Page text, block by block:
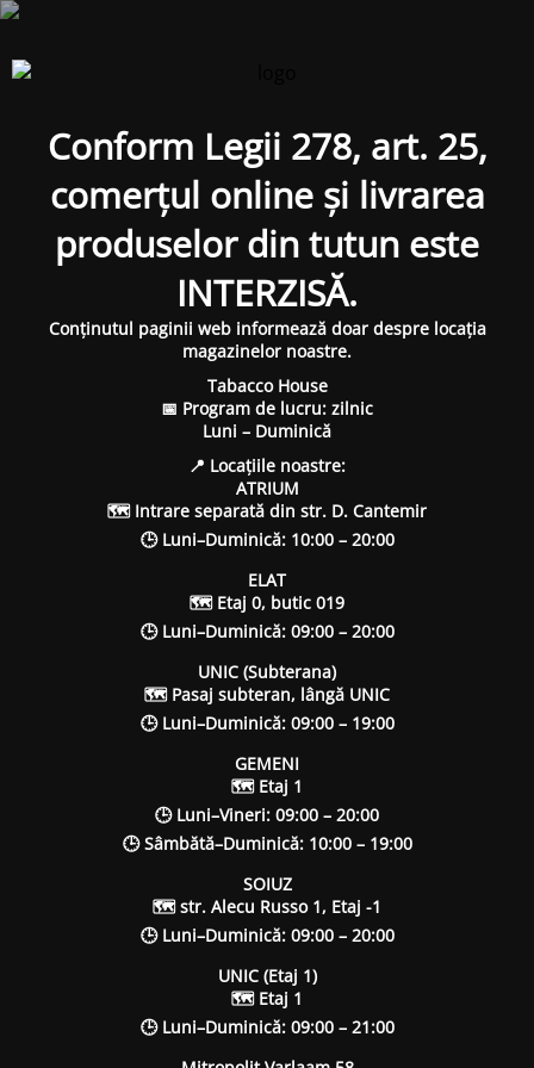
Conform Legii 278, art. 25,
comerțul online și livrarea
produselor din tutun este
INTERZISĂ.
Conținutul paginii web informează doar despre locația
magazinelor noastre.
Tabacco House
📅 Program de lucru: zilnic
Luni – Duminică
📍 Locațiile noastre:
ATRIUM
🗺 Intrare separată din str. D. Cantemir
🕒 Luni–Duminică: 10:00 – 20:00
ELAT
🗺 Etaj 0, butic 019
🕒 Luni–Duminică: 09:00 – 20:00
UNIC (Subterana)
🗺 Pasaj subteran, lângă UNIC
🕒 Luni–Duminică: 09:00 – 19:00
GEMENI
🗺 Etaj 1
🕒 Luni–Vineri: 09:00 – 20:00
🕒 Sâmbătă–Duminică: 10:00 – 19:00
SOIUZ
🗺 str. Alecu Russo 1, Etaj -1
🕒 Luni–Duminică: 09:00 – 20:00
UNIC (Etaj 1)
🗺 Etaj 1
🕒 Luni–Duminică: 09:00 – 21:00